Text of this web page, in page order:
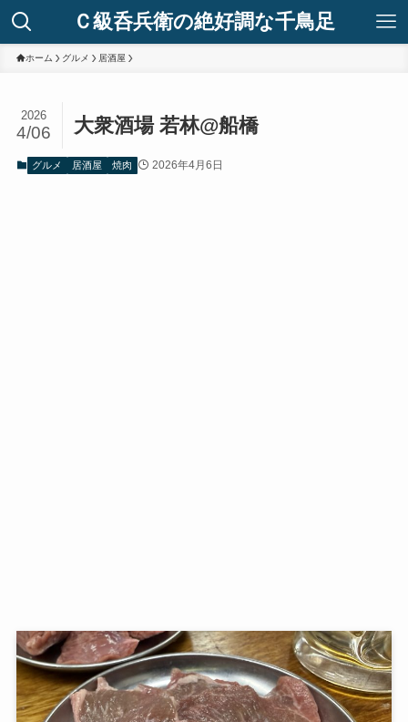
Ｃ級呑兵衛の絶好調な千鳥足
ホーム グルメ 居酒屋
大衆酒場 若林@船橋
2026
4/06
グルメ 居酒屋 焼肉 2026年4月6日